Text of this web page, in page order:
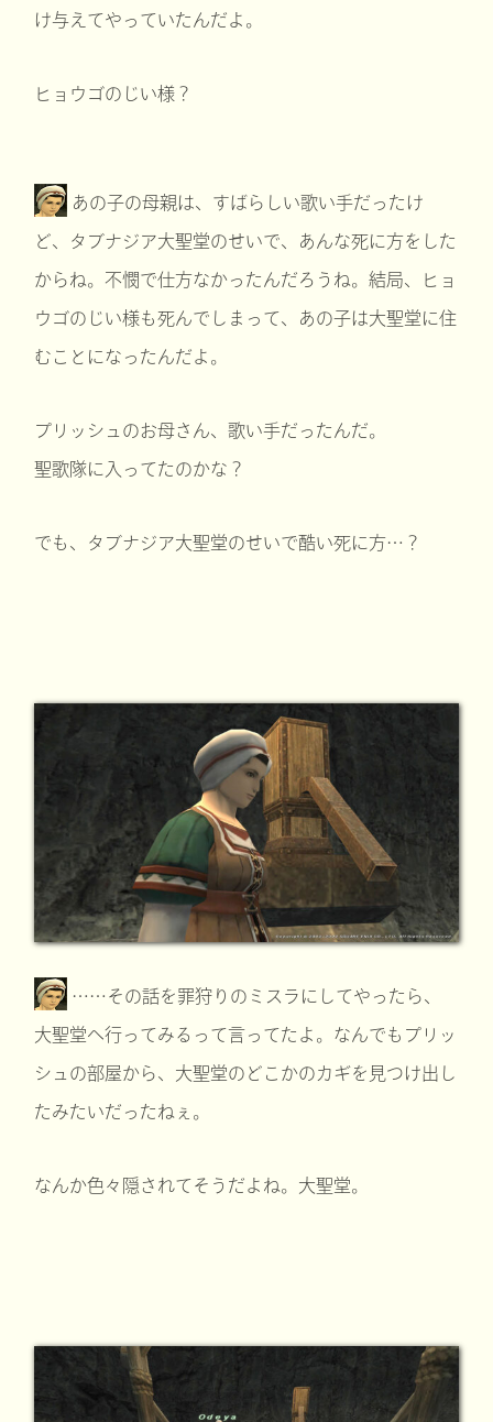
け与えてやっていたんだよ。
ヒョウゴのじい様？
あの子の母親は、すばらしい歌い手だったけ
ど、タブナジア大聖堂のせいで、あんな死に方をした
からね。不憫で仕方なかったんだろうね。結局、ヒョ
ウゴのじい様も死んでしまって、あの子は大聖堂に住
むことになったんだよ。
プリッシュのお母さん、歌い手だったんだ。
聖歌隊に入ってたのかな？
でも、タブナジア大聖堂のせいで酷い死に方…？
……その話を罪狩りのミスラにしてやったら、
大聖堂へ行ってみるって言ってたよ。なんでもプリッ
シュの部屋から、大聖堂のどこかのカギを見つけ出し
たみたいだったねぇ。
なんか色々隠されてそうだよね。大聖堂。